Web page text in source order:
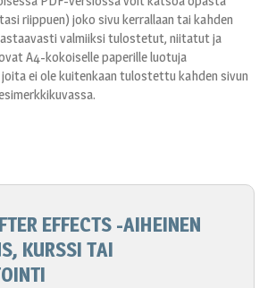
riippuen) joko sivu kerrallaan tai kahden
valmiiksi tulostetut, niitatut ja
A4-kokoiselle paperille luotuja
ei ole kuitenkaan tulostettu kahden sivun
EFFECTS -AIHEINEN
KURSSI TAI